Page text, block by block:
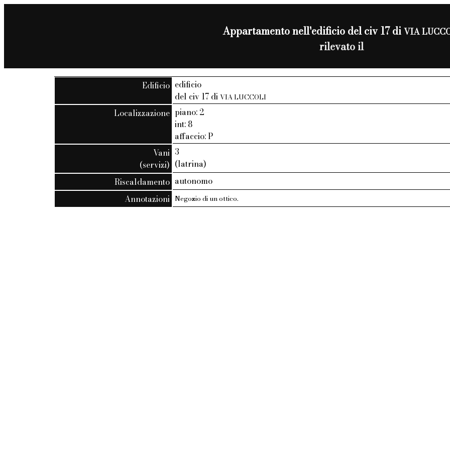
Appartamento nell'edificio del civ 17 diVIA
rilevato il
Edificio edificio
del civ 17 diVIA LUCCOLI
Localizzazione piano: 2
int: 8
affaccio: P
Vani
(servizi)
3
(latrina)
Riscaldamento autonomo
Annotazioni Negozio di un ottico.